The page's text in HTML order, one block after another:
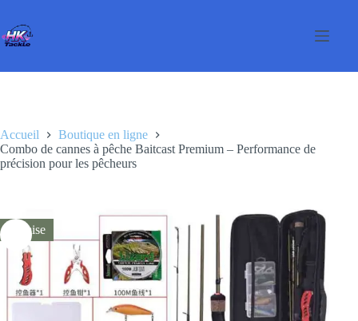
contenu
Accueil
Boutique en ligne
Combo de cannes à pêche Baitcast Premium – Performance de
précision pour les pêcheurs
Remise